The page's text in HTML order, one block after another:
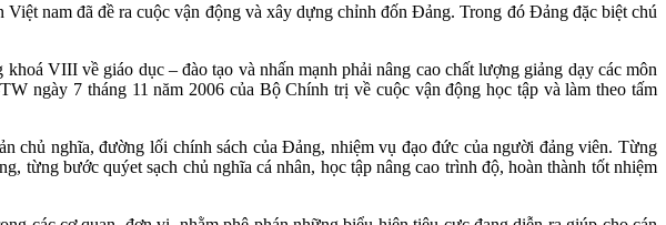
nam đã đề ra cuộc vận động và xây dựng chỉnh đốn Đảng. Trong đó Đảng đặc biệt chú
VIII về giáo dục – đào tạo và nhấn mạnh phải nâng cao chất lượng giảng dạy các môn
ngày 7 tháng 11 năm 2006 của Bộ Chính trị về cuộc vận động học tập và làm theo tấm
chủ nghĩa, đường lối chính sách của Đảng, nhiệm vụ đạo đức của người đảng viên. Từng
từng bước quýet sạch chủ nghĩa cá nhân, học tập nâng cao trình độ, hoàn thành tốt nhiệm